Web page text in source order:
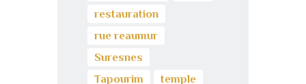
restauration
rue reaumur
Suresnes
Tapourim
temple